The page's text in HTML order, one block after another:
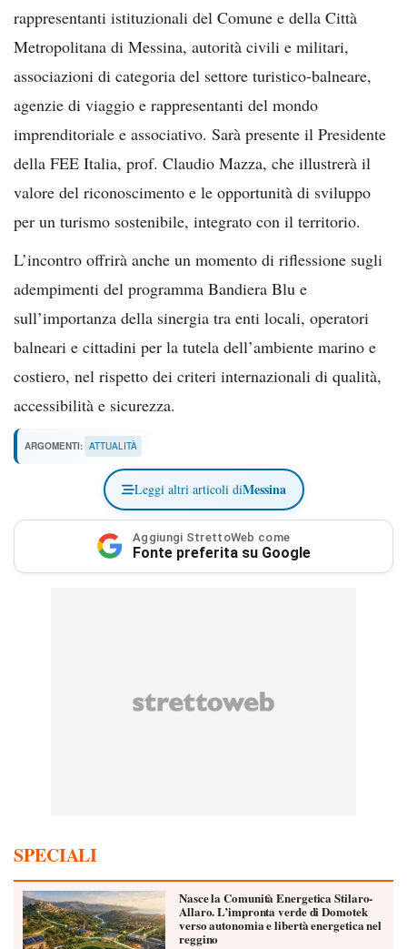
rappresentanti istituzionali del Comune e della Città
Metropolitana di Messina, autorità civili e militari,
associazioni di categoria del settore turistico-balneare,
agenzie di viaggio e rappresentanti del mondo
imprenditoriale e associativo. Sarà presente il Presidente
della FEE Italia, prof. Claudio Mazza, che illustrerà il
valore del riconoscimento e le opportunità di sviluppo
per un turismo sostenibile, integrato con il territorio.
L’incontro offrirà anche un momento di riflessione sugli
adempimenti del programma Bandiera Blu e
sull’importanza della sinergia tra enti locali, operatori
balneari e cittadini per la tutela dell’ambiente marino e
costiero, nel rispetto dei criteri internazionali di qualità,
accessibilità e sicurezza.
ARGOMENTI: ATTUALITÀ
Leggi altri articoli diMessina
Aggiungi StrettoWeb come
Fonte preferita su Google
SPECIALI
Nasce la Comunità Energetica Stilaro-
Allaro. L’impronta verde di Domotek
verso autonomia e libertà energetica nel
reggino